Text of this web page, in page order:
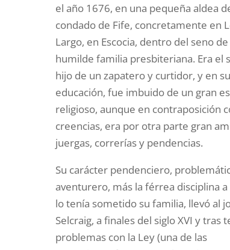
el año 1676, en una pequeña aldea
condado de Fife, concretamente en
Largo, en Escocia, dentro del seno
humilde familia presbiteriana. Era el
hijo de un zapatero y curtidor, y en su
educación, fue imbuido de un gran
religioso, aunque en contraposición
creencias, era por otra parte gran
juergas, correrías y pendencias.
Su carácter pendenciero,
aventurero, más la férrea disciplina a
lo tenía sometido su familia, llevó al
Selcraig, a finales del siglo XVI y tras
problemas con la Ley (una de las